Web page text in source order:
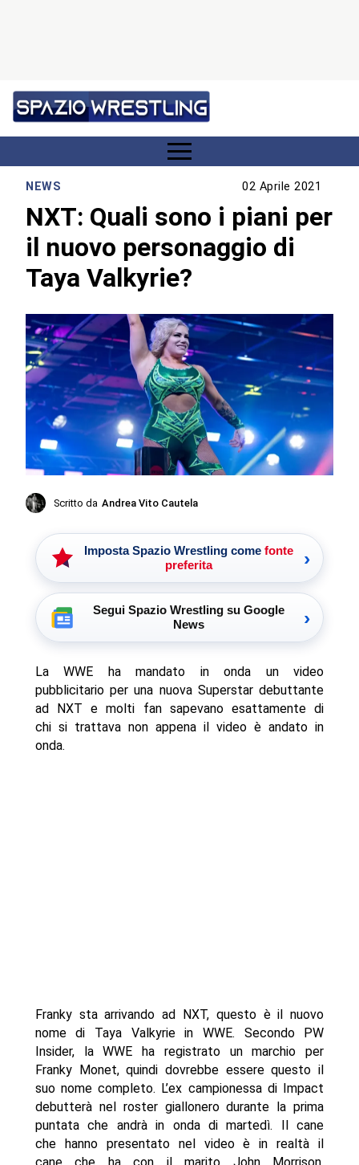
NEWS 02 Aprile 2021
NXT: Quali sono i piani per
il nuovo personaggio di
Taya Valkyrie?
Scritto da Andrea Vito Cautela
Imposta Spazio Wrestling come fonte
preferita
›
Segui Spazio Wrestling su Google
News
›
La WWE ha mandato in onda un video
pubblicitario per una nuova Superstar debuttante
ad NXT e molti fan sapevano esattamente di
chi si trattava non appena il video è andato in
onda.
Franky sta arrivando ad NXT, questo è il nuovo
nome di Taya Valkyrie in WWE. Secondo PW
Insider, la WWE ha registrato un marchio per
Franky Monet, quindi dovrebbe essere questo il
suo nome completo. L’ex campionessa di Impact
debutterà nel roster giallonero durante la prima
puntata che andrà in onda di martedì. Il cane
che hanno presentato nel video è in realtà il